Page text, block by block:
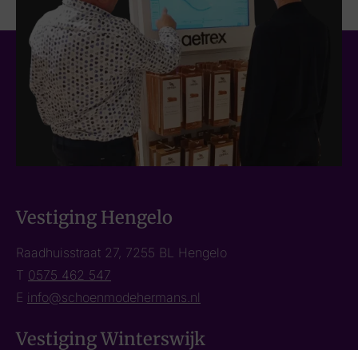
Vestiging Hengelo
Raadhuisstraat 27, 7255 BL Hengelo
T 0575 462 547
E info@schoenmodehermans.nl
Vestiging Winterswijk